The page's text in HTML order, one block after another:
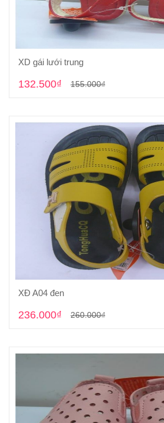
XD gái lưới trung
132.500₫ 155.000₫
XĐ A04 đen
236.000₫ 260.000₫